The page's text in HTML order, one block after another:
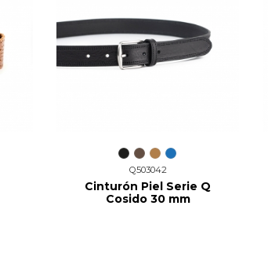
Q503042
Cinturón Piel Serie Q
Cosido 30 mm